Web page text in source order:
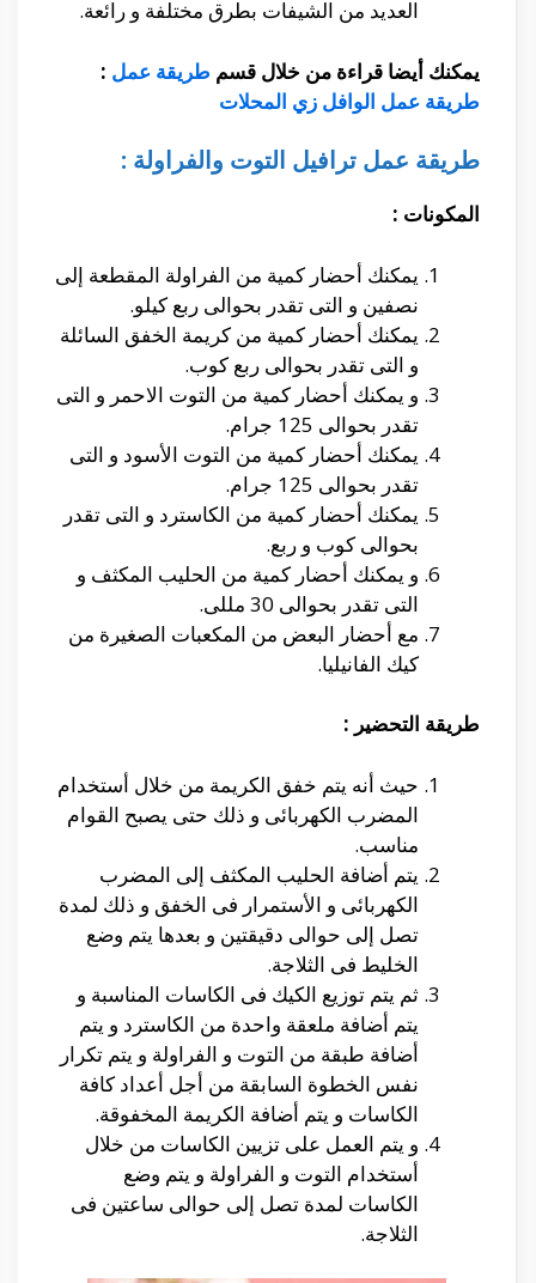
العديد من الشيفات بطرق مختلفة و رائعة.
يمكنك أيضا قراءة من خلال قسم طريقة عمل :
طريقة عمل الوافل زي المحلات
طريقة عمل ترافيل التوت والفراولة :
المكونات :
يمكنك أحضار كمية من الفراولة المقطعة إلى
نصفين و التى تقدر بحوالى ربع كيلو.
يمكنك أحضار كمية من كريمة الخفق السائلة
و التى تقدر بحوالى ربع كوب.
و يمكنك أحضار كمية من التوت الاحمر و التى
تقدر بحوالى 125 جرام.
يمكنك أحضار كمية من التوت الأسود و التى
تقدر بحوالى 125 جرام.
يمكنك أحضار كمية من الكاسترد و التى تقدر
بحوالى كوب و ربع.
و يمكنك أحضار كمية من الحليب المكثف و
التى تقدر بحوالى 30 مللى.
مع أحضار البعض من المكعبات الصغيرة من
كيك الفانيليا.
طريقة التحضير :
حيث أنه يتم خفق الكريمة من خلال أستخدام
المضرب الكهربائى و ذلك حتى يصبح القوام
مناسب.
يتم أضافة الحليب المكثف إلى المضرب
الكهربائى و الأستمرار فى الخفق و ذلك لمدة
تصل إلى حوالى دقيقتين و بعدها يتم وضع
الخليط فى الثلاجة.
ثم يتم توزيع الكيك فى الكاسات المناسبة و
يتم أضافة ملعقة واحدة من الكاسترد و يتم
أضافة طبقة من التوت و الفراولة و يتم تكرار
نفس الخطوة السابقة من أجل أعداد كافة
الكاسات و يتم أضافة الكريمة المخفوقة.
و يتم العمل على تزيين الكاسات من خلال
أستخدام التوت و الفراولة و يتم وضع
الكاسات لمدة تصل إلى حوالى ساعتين فى
الثلاجة.